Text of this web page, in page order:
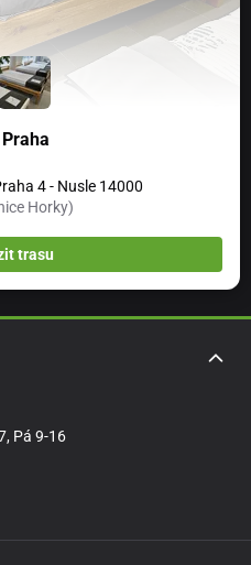
4 - Nusle 14000
Horky)
trasu
Pá 9-16